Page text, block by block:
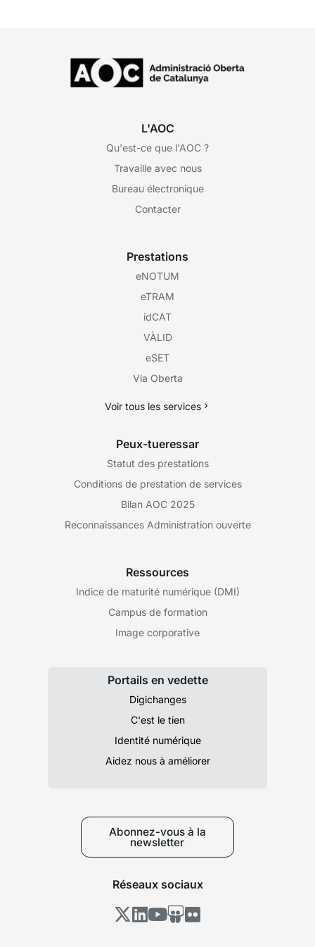
L'AOC
Qu'est-ce que l'AOC ?
Travaille avec nous
Bureau électronique
Contacter
Prestations
eNOTUM
eTRAM
idCAT
VÀLID
eSET
Via Oberta
Voir tous les services
Peux-tueressar
Statut des prestations
Conditions de prestation de services
Bilan AOC 2025
Reconnaissances Administration ouverte
Ressources
Indice de maturité numérique (DMI)
Campus de formation
Image corporative
Portails en vedette
Digichanges
C'est le tien
Identité numérique
Aidez nous à améliorer
Abonnez-vous à la
newsletter
Réseaux sociaux